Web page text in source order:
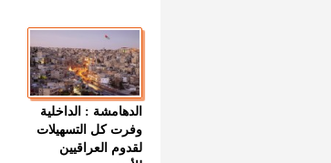
الدهامشة : الداخلية
وفرت كل التسهيلات
لقدوم العراقيين